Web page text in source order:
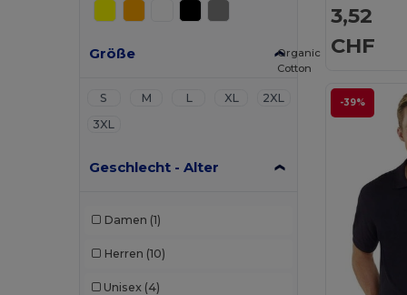
Größe
S M L XL
2XL
3XL
Geschlecht - Alter
Damen (1)
Herren (10)
Unisex (4)
3,52
CHF
-39%
Organic
Cotton